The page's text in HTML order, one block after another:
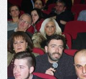
16:35 -Το
Champions League!
16:27 -Όλυμπος:
Κληρονομιάς της
Όλυμπος
αγαθό εξέχουσας
ανθρωπότητα